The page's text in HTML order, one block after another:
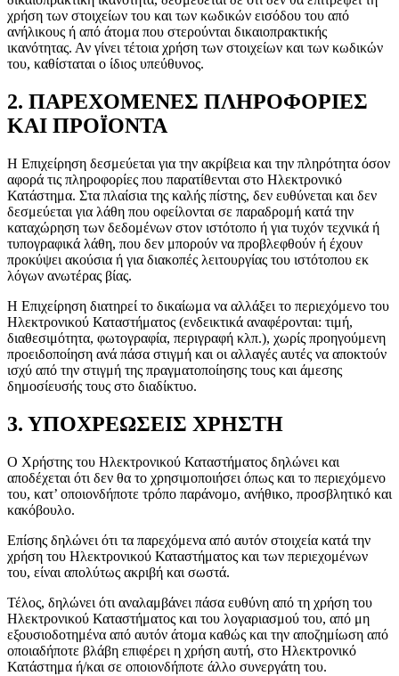
χρήση των στοιχείων του και των κωδικών εισόδου του από
ανήλικους ή από άτομα που στερούνται δικαιοπρακτικής
ικανότητας. Αν γίνει τέτοια χρήση των στοιχείων και των κωδικών
του, καθίσταται ο ίδιος υπεύθυνος.
2. ΠΑΡΕΧΟΜΕΝΕΣ ΠΛΗΡΟΦΟΡΙΕΣ
ΚΑΙ ΠΡΟΪΟΝΤΑ
Η Επιχείρηση δεσμεύεται για την ακρίβεια και την πληρότητα όσον
αφορά τις πληροφορίες που παρατίθενται στο Ηλεκτρονικό
Κατάστημα. Στα πλαίσια της καλής πίστης, δεν ευθύνεται και δεν
δεσμεύεται για λάθη που οφείλονται σε παραδρομή κατά την
καταχώρηση των δεδομένων στον ιστότοπο ή για τυχόν τεχνικά ή
τυπογραφικά λάθη, που δεν μπορούν να προβλεφθούν ή έχουν
προκύψει ακούσια ή για διακοπές λειτουργίας του ιστότοπου εκ
λόγων ανωτέρας βίας.
Η Επιχείρηση διατηρεί το δικαίωμα να αλλάξει το περιεχόμενο του
Ηλεκτρονικού Καταστήματος (ενδεικτικά αναφέρονται: τιμή,
διαθεσιμότητα, φωτογραφία, περιγραφή κλπ.), χωρίς προηγούμενη
προειδοποίηση ανά πάσα στιγμή και οι αλλαγές αυτές να αποκτούν
ισχύ από την στιγμή της πραγματοποίησης τους και άμεσης
δημοσίευσής τους στο διαδίκτυο.
3. ΥΠΟΧΡΕΩΣΕΙΣ ΧΡΗΣΤΗ
Ο Χρήστης του Ηλεκτρονικού Καταστήματος δηλώνει και
αποδέχεται ότι δεν θα το χρησιμοποιήσει όπως και το περιεχόμενο
του, κατ’ οποιονδήποτε τρόπο παράνομο, ανήθικο, προσβλητικό και
κακόβουλο.
Επίσης δηλώνει ότι τα παρεχόμενα από αυτόν στοιχεία κατά την
χρήση του Ηλεκτρονικού Καταστήματος και των περιεχομένων
του, είναι απολύτως ακριβή και σωστά.
Τέλος, δηλώνει ότι αναλαμβάνει πάσα ευθύνη από τη χρήση του
Ηλεκτρονικού Καταστήματος και του λογαριασμού του, από μη
εξουσιοδοτημένα από αυτόν άτομα καθώς και την αποζημίωση από
οποιαδήποτε βλάβη επιφέρει η χρήση αυτή, στο Ηλεκτρονικό
Κατάστημα ή/και σε οποιονδήποτε άλλο συνεργάτη του.